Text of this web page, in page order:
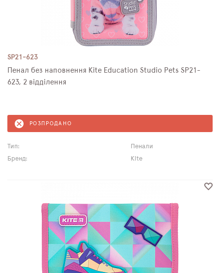
SP21-623
Пенал без наповнення Kite Education Studio Pets SP21-
623, 2 відділення
РОЗПРОДАНО
Тип:
Пенали
Бренд:
Kite